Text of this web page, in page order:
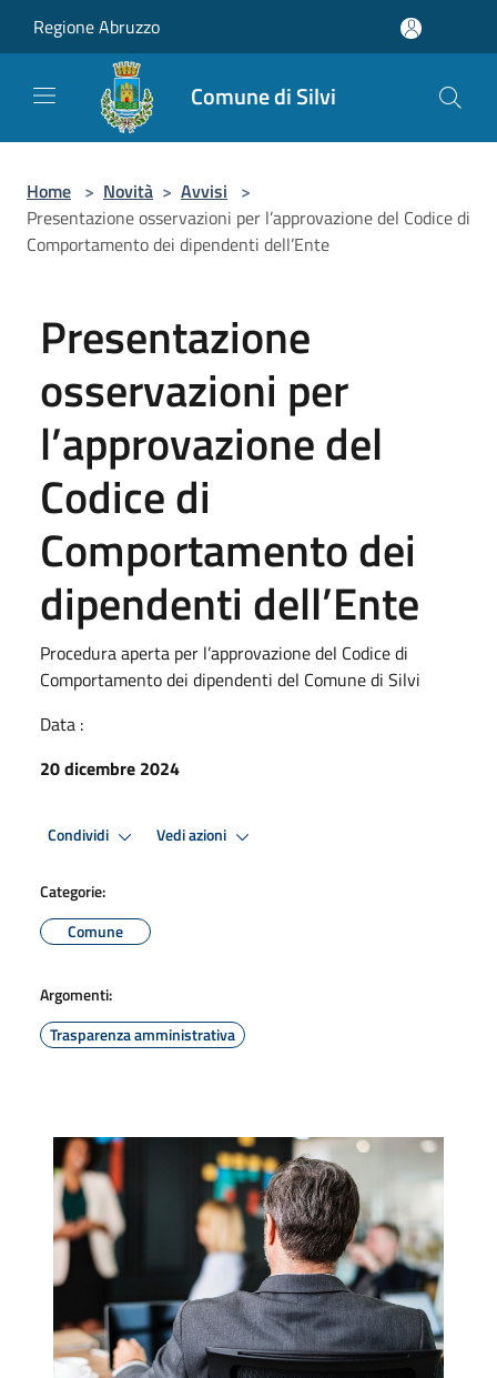
Regione Abruzzo
Comune di Silvi
Home > Novità > Avvisi >
Presentazione osservazioni per l’approvazione del Codice di
Comportamento dei dipendenti dell’Ente
Presentazione
osservazioni per
l’approvazione del
Codice di
Comportamento dei
dipendenti dell’Ente
Procedura aperta per l’approvazione del Codice di
Comportamento dei dipendenti del Comune di Silvi
Data :
20 dicembre 2024
Condividi Vedi azioni
Categorie:
Comune
Argomenti:
Trasparenza amministrativa